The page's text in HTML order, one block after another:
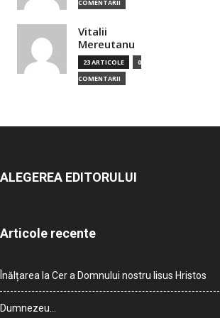
COMENTARII
Vitalii
Mereutanu
23 ARTICOLE
0
COMENTARII
ALEGEREA EDITORULUI
Articole recente
Înălțarea la Cer a Domnului nostru Iisus Hristos
Dumnezeu…